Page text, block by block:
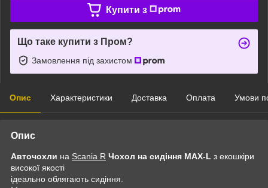
Купити з
Що таке купити з Пром?
Замовлення під захистом
Опис Характеристики Доставка Оплата Умови
Опис
Авточохли на Scania R Чохол на сидіння MAX-L з екошкіри
високої якості
ідеально облягають сидіння.